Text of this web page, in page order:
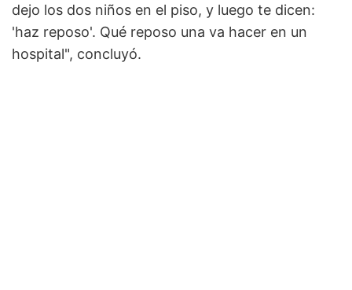
dejo los dos niños en el piso, y luego te dicen:
'haz reposo'. Qué reposo una va hacer en un
hospital", concluyó.